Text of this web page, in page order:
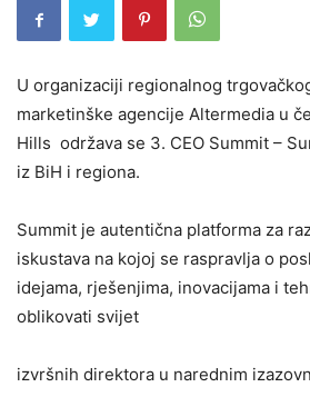
U organizaciji regionalnog
marketinške agencije Altermedia u
Hills održava se 3. CEO Summit –
iz BiH i regiona.
Summit je autentična platforma za
iskustava na kojoj se raspravlja o
idejama, rješenjima, inovacijama i
oblikovati svijet
izvršnih direktora u narednim